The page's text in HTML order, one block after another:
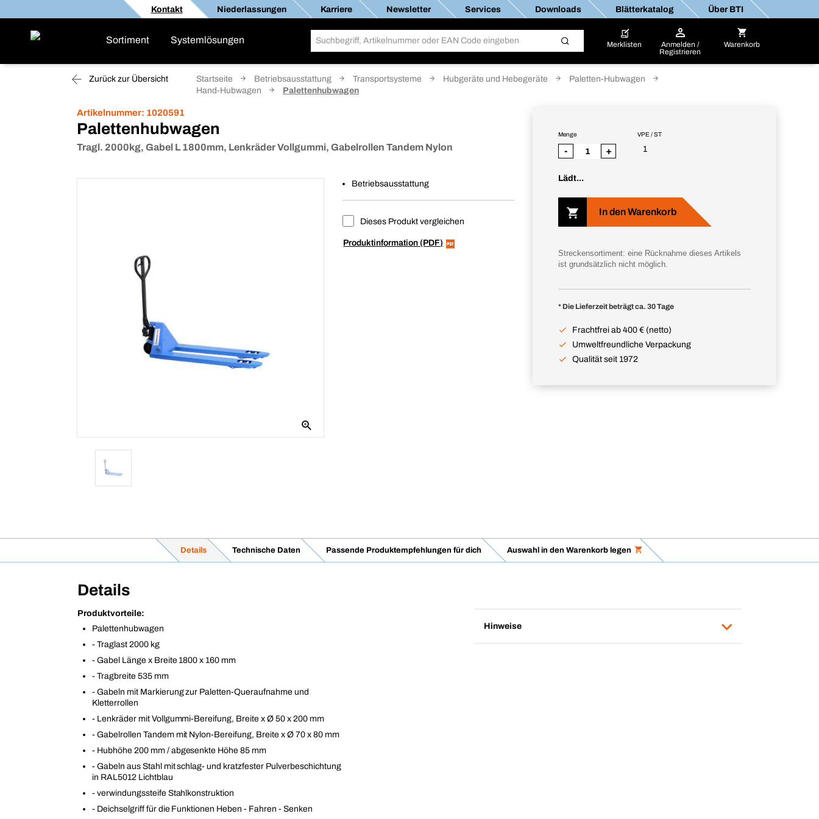
Kontakt Niederlassungen Karriere Newsletter Services Downloads Blätterkatalog Über BTI
Sortiment Systemlösungen Merklisten
Anmelden /
Registrieren
Warenkorb
Zurück zur Übersicht Startseite Betriebsausstattung Transportsysteme Hubgeräte und Hebegeräte
Paletten-Hubwagen
Hand-Hubwagen
Palettenhubwagen
Artikelnummer: 1020591
Palettenhubwagen
Tragl. 2000kg, Gabel L 1800mm, Lenkräder Vollgummi, Gabelrollen Tandem Nylon
Betriebsausstattung
Dieses Produkt vergleichen
Produktinformation (PDF)
VPE / ST
1
Menge
- +
Lädt...
In den Warenkorb
Streckensortiment: eine Rücknahme dieses Artikels
ist grundsätzlich nicht möglich.
* Die Lieferzeit beträgt ca. 30 Tage
Frachtfrei ab 400 € (netto)
Umweltfreundliche Verpackung
Qualität seit 1972
Details Technische Daten Passende Produktempfehlungen für dich Auswahl in den Warenkorb legen
Details
Produktvorteile:
Palettenhubwagen
- Traglast 2000 kg
- Gabel Länge x Breite 1800 x 160 mm
- Tragbreite 535 mm
- Gabeln mit Markierung zur Paletten-Queraufnahme und
Kletterrollen
- Lenkräder mit Vollgummi-Bereifung, Breite x Ø 50 x 200 mm
- Gabelrollen Tandem mit Nylon-Bereifung, Breite x Ø 70 x 80 mm
- Hubhöhe 200 mm / abgesenkte Höhe 85 mm
- Gabeln aus Stahl mit schlag- und kratzfester Pulverbeschichtung
in RAL5012 Lichtblau
- verwindungssteife Stahlkonstruktion
- Deichselgriff für die Funktionen Heben - Fahren - Senken
Hinweise